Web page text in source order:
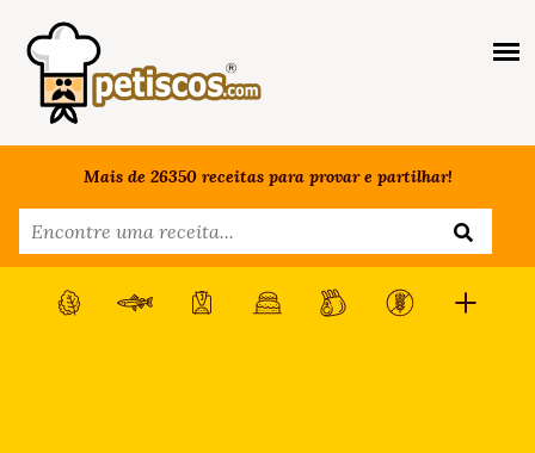
Mais de 26350 receitas para provar e partilhar!